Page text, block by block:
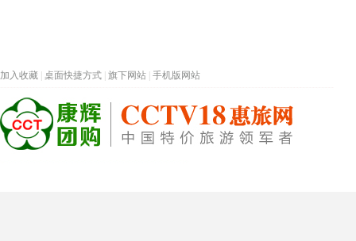
加入收藏 桌面快捷方式 旗下网站 手机版网站